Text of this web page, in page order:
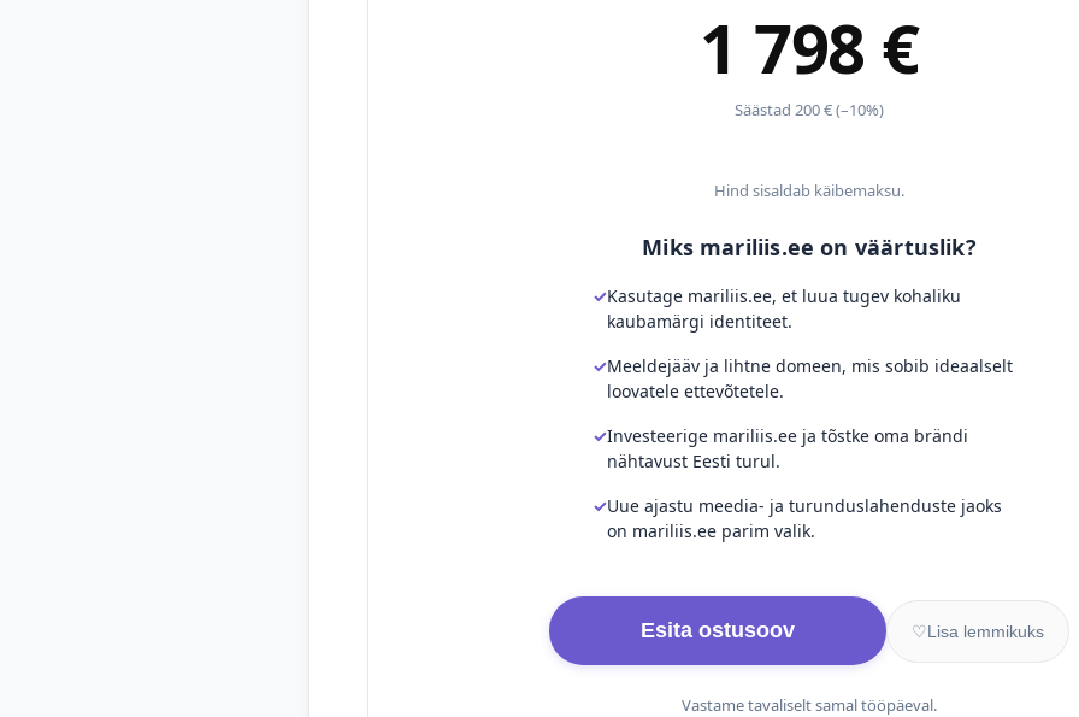
1 798 €
Säästad 200 € (–10%)
Hind sisaldab käibemaksu.
Miks mariliis.ee on väärtuslik?
Kasutage mariliis.ee, et luua tugev kohaliku
kaubamärgi identiteet.
Meeldejääv ja lihtne domeen, mis sobib ideaalselt
loovatele ettevõtetele.
Investeerige mariliis.ee ja tõstke oma brändi
nähtavust Eesti turul.
Uue ajastu meedia- ja turunduslahenduste jaoks
on mariliis.ee parim valik.
Esita ostusoov ♡Lisa lemmikuks
Vastame tavaliselt samal tööpäeval.